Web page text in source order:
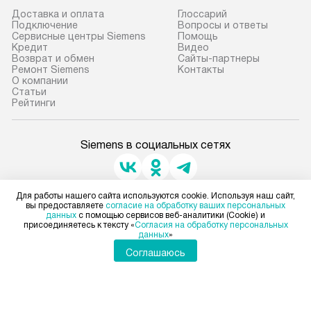
требуется переместить прибор
до двери квартиры или до места
установки, пожалуйста,
предварительно согласуйте это
с менеджером. За данную услугу
взимается дополнительная плата.
они не позволяют пронести чего
то сотрудники транспортной
службы не могут демонтировать
дверцы, ручки или другие
выступающие элементы, так как
в будущем это может привести
к отказу в проведении ремонта
Стандартная
и
место с
Производится
и краткая
по
Доставка и оплата
Подключение
Сервисные центры Siemens
Кредит
Возврат и обмен
Ремонт Siemens
О компании
Статьи
Рейтинги
Глоссарий
Вопросы и ответы
Помощь
Видео
Сайты-партнеры
Контакты
Siemens в социальных сетях
Для физических лиц
shop@siemens-centre.ru
Для юридических лиц
business@kvalitet.company
Для работы нашего сайта используются cookie. Используя наш сайт,
вы предоставляете согласие на обработку ваших персональных
данных с помощью сервисов веб-аналитики (Cookie) и
присоединяетесь к тексту «Согласия на обработку персональных
данных»
Соглашаюсь